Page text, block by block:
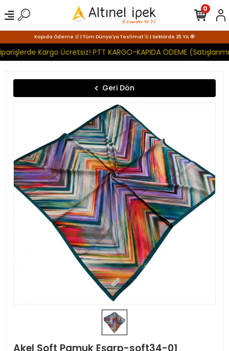
Kapıda Ödeme 🛒 | Tüm Dünya'ya Teslimat 🚀 | Sektörde 25. YIL 🧿
Kargo Ücretsiz! PTT KARGO-KAPIDA ÖDEME
0
Geri Dön
Akel Soft Pamuk Eşarp-soft34-01